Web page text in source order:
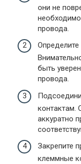
они не
провода.
быть
провода.
контактам.
аккуратно
Закрепите
клеммные